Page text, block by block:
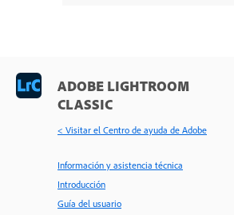
ADOBE LIGHTROOM
CLASSIC
< Visitar el Centro de ayuda de Adobe
Información y asistencia técnica
Introducción
Guía del usuario